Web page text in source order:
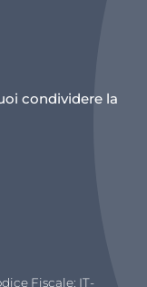
condividere la
Fiscale: IT-